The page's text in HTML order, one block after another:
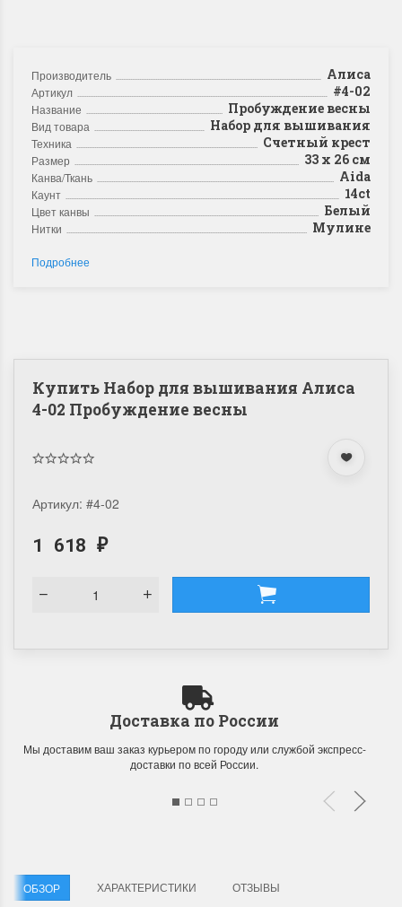
Производитель Алиса
Артикул #4-02
Название Пробуждение весны
Вид товара Набор для вышивания
Техника Счетный крест
Размер 33 x 26 см
Канва/Ткань Aida
Каунт 14ct
Цвет канвы Белый
Нитки Мулине
Подробнее
Купить Набор для вышивания Алиса
4-02 Пробуждение весны
Артикул: #4-02
1 618 ₽
Доставка по России
Мы доставим ваш заказ курьером по городу или службой экспресс-
доставки по всей России.
ОБЗОР ХАРАКТЕРИСТИКИ ОТЗЫВЫ